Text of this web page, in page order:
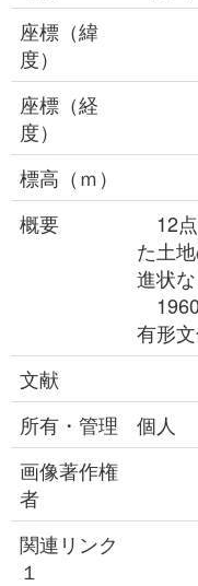
座標（緯
度）
座標（経
度）
標高（ｍ）
概要
12
た土
進状な
有形
文献
所有・管理
個人
画像著作権
者
関連リンク
１